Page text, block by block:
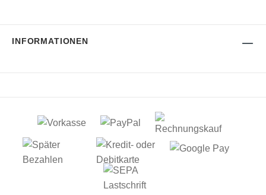
INFORMATIONEN